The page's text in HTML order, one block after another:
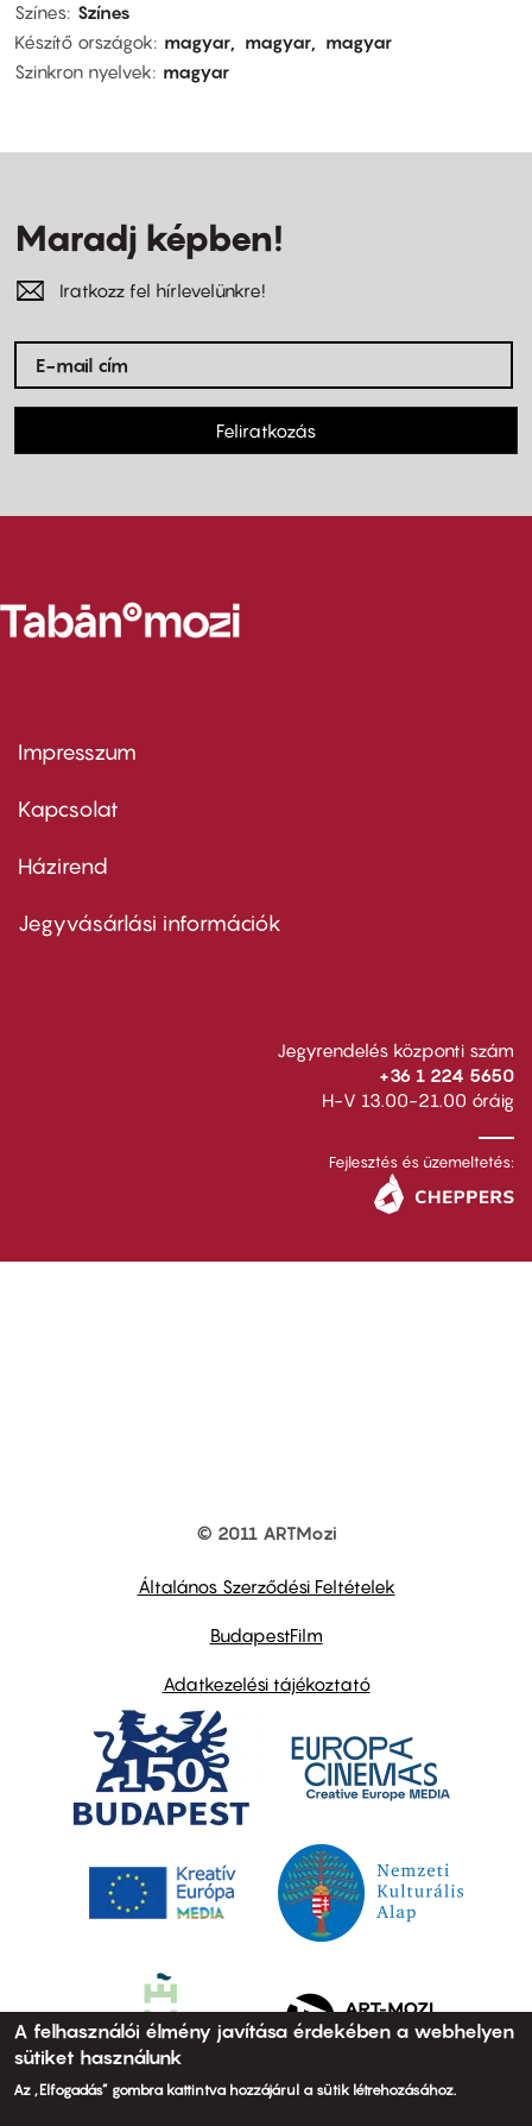
Színes Színes
Készítő országok
magyar magyar
magyar
Szinkron nyelvek
magyar
Maradj képben!
Iratkozz fel hírlevelünkre!
Feliratkozás
Footer
first
Impresszum
Kapcsolat
Footer
second
Házirend
Jegyvásárlási információk
Jegyrendelés központi szám
+36 1 224 5650
H-V 13.00-21.00 óráig
Fejlesztés és üzemeltetés:
© 2011 ARTMozi
Általános Szerződési Feltételek
BudapestFilm
Adatkezelési tájékoztató
A felhasználói élmény javítása érdekében a webhelyen
sütiket használunk
Az „Elfogadás” gombra kattintva hozzájárul a sütik létrehozásához.